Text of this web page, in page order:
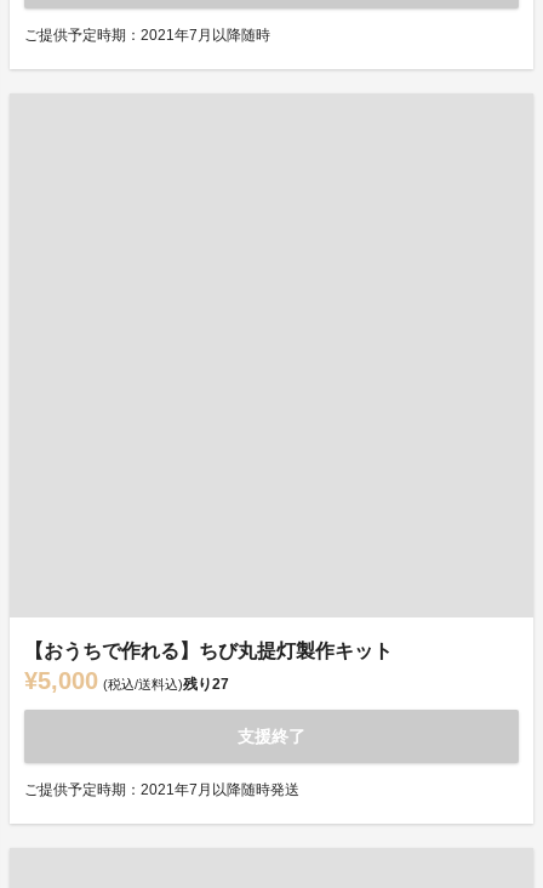
ご提供予定時期：2021年7月以降随時
【おうちで作れる】ちび丸提灯製作キット
¥5,000 (税込/送料込)残り27
支援終了
ご提供予定時期：2021年7月以降随時発送